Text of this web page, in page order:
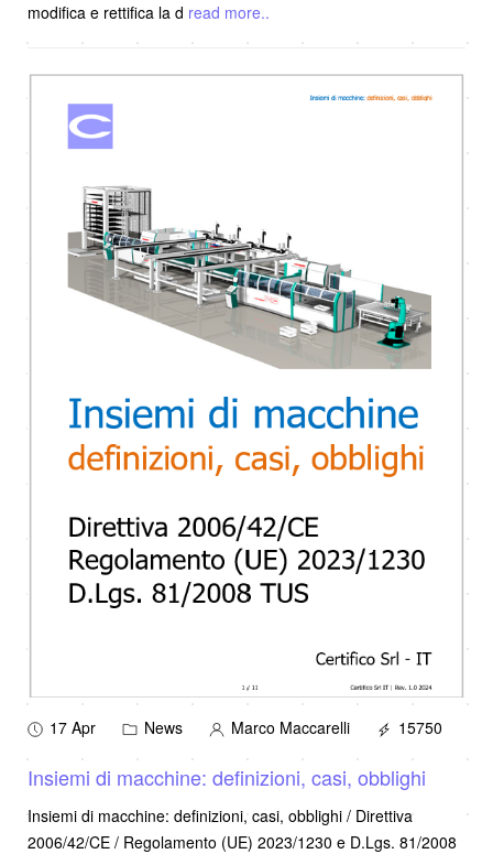
modifica e rettifica la d read more..
17 Apr News Marco Maccarelli 15750
Insiemi di macchine: definizioni, casi, obblighi
Insiemi di macchine: definizioni, casi, obblighi / Direttiva
2006/42/CE / Regolamento (UE) 2023/1230 e D.Lgs. 81/2008